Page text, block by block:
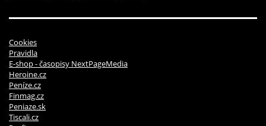
Cookies
Pravidla
E-shop - časopisy NextPageMedia
Heroine.cz
Peníze.cz
Finmag.cz
Peniaze.sk
Tiscali.cz